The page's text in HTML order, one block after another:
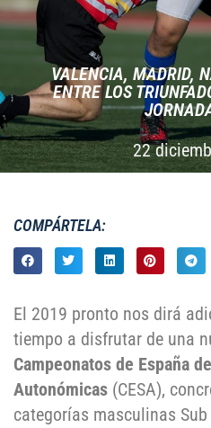
VALENCIA, MADRID,
ENTRE LOS
22
COMPÁRTELA:
El 2019 pronto nos dirá
tiempo a disfrutar de una
Campeonatos de España
Autonómicas (CESA),
categorías masculinas